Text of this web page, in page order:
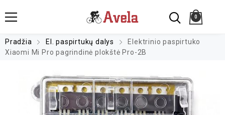
0
Pradžia El. paspirtukų dalys
Elektrinio paspirtuko
Xiaomi Mi Pro pagrindinė plokštė Pro-2B